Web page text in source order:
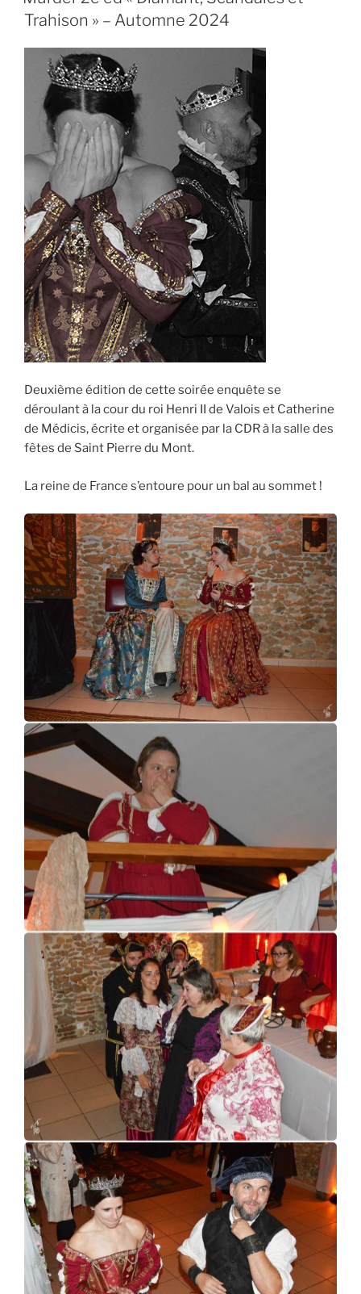
Trahison » – Automne 2024
Deuxième édition de cette soirée enquête se
déroulant à la cour du roi Henri II de Valois et Catherine
de Médicis, écrite et organisée par la CDR à la salle des
fêtes de Saint Pierre du Mont.
La reine de France s’entoure pour un bal au sommet !